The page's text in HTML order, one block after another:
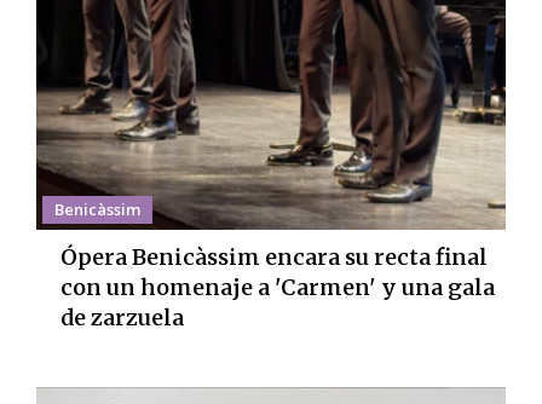
Benicàssim
Ópera Benicàssim encara su recta final
con un homenaje a 'Carmen' y una gala
de zarzuela